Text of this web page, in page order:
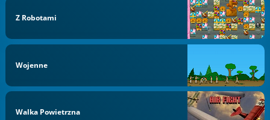
Z Robotami
Wojenne
Walka Powietrzna